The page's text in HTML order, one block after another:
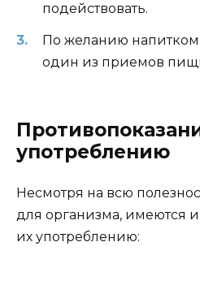
подействовать.
По желанию
один из приемов
употреблению
Несмотря на всю
для организма, имеются
их употреблению: